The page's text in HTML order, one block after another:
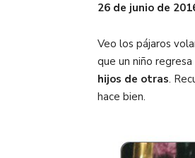
26 de junio de
Veo los pájaros
que un niño
hijos de otras.
hace bien.